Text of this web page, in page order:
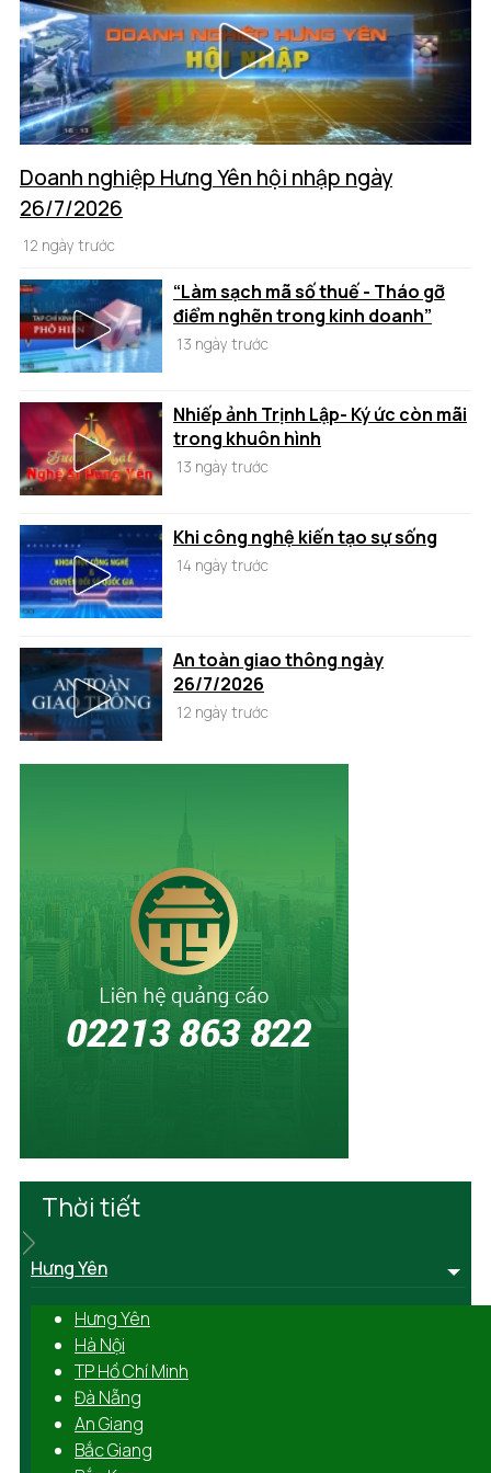
Doanh nghiệp Hưng Yên hội nhập ngày
26/7/2026
12 ngày trước
“Làm sạch mã số thuế - Tháo gỡ
điểm nghẽn trong kinh doanh”
13 ngày trước
Nhiếp ảnh Trịnh Lập- Ký ức còn mãi
trong khuôn hình
13 ngày trước
Khi công nghệ kiến tạo sự sống
14 ngày trước
An toàn giao thông ngày
26/7/2026
12 ngày trước
Thời tiết
Hưng Yên
Hưng Yên
Hà Nội
TP Hồ Chí Minh
Đà Nẵng
An Giang
Bắc Giang